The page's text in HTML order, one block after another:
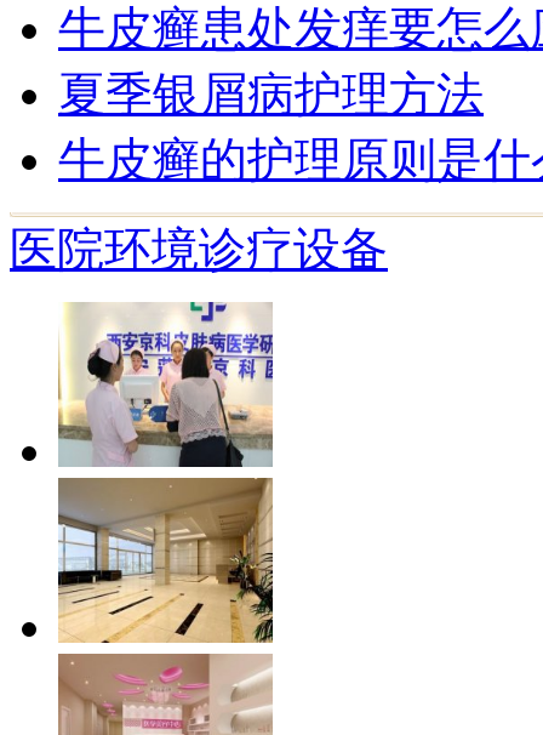
牛皮癣患处发痒要怎么
夏季银屑病护理方法
牛皮癣的护理原则是什
医院环境诊疗设备